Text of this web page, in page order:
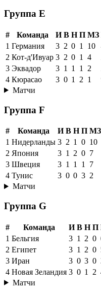
Группа E
# Команда И В Н П МЗ
1 Германия 3 2 0 1 10
2 Кот-д'Ивуар 3 2 0 1 4
3 Эквадор 3 1 1 1 2
4 Кюрасао 3 0 1 2 1
Матчи
Группа F
# Команда И В Н П МЗ
1 Нидерланды 3 2 1 0 10
2 Япония 3 1 2 0 7
3 Швеция 3 1 1 1 7
4 Тунис 3 0 0 3 2
Матчи
Группа G
# Команда И В Н П
1 Бельгия 3 1 2 0
2 Египет 3 1 2 0
3 Иран 3 0 3 0
4 Новая Зеландия 3 0 1 2
Матчи